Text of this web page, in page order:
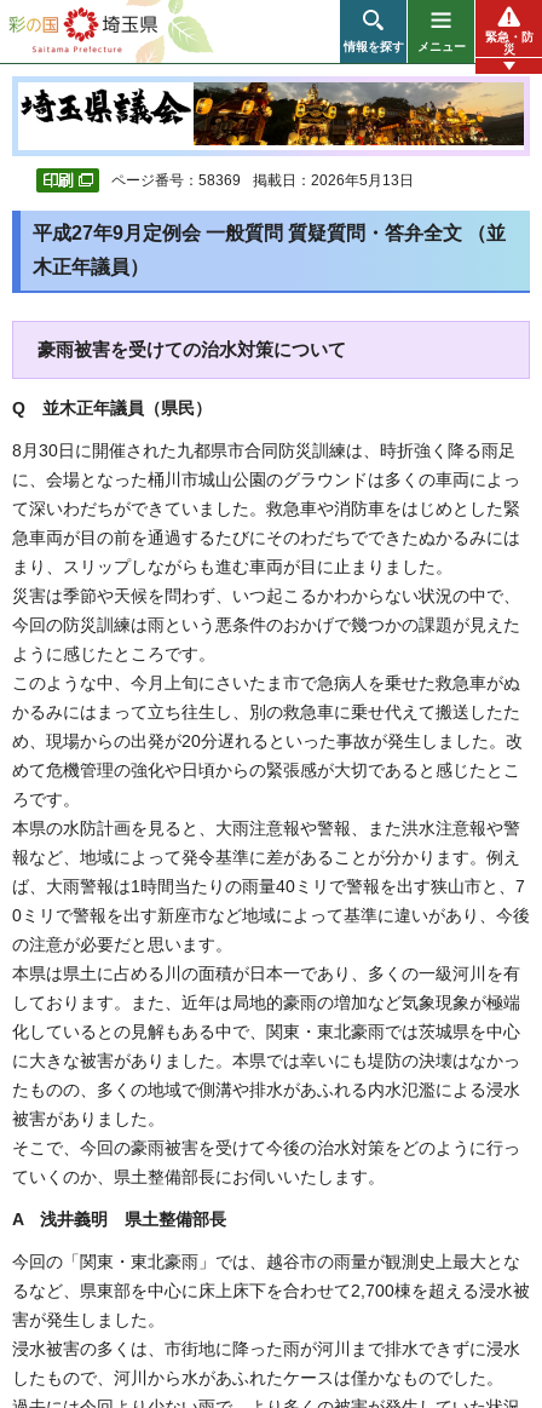
彩の国 埼玉県
情報を探す メニュー
緊急・防
災
ページ番号：58369 掲載日：2026年5月13日
平成27年9月定例会 一般質問 質疑質問・答弁全文 （並
木正年議員）
豪雨被害を受けての治水対策について
Q 並木正年議員（県民）
8月30日に開催された九都県市合同防災訓練は、時折強く降る雨足
に、会場となった桶川市城山公園のグラウンドは多くの車両によっ
て深いわだちができていました。救急車や消防車をはじめとした緊
急車両が目の前を通過するたびにそのわだちでできたぬかるみには
まり、スリップしながらも進む車両が目に止まりました。
災害は季節や天候を問わず、いつ起こるかわからない状況の中で、
今回の防災訓練は雨という悪条件のおかげで幾つかの課題が見えた
ように感じたところです。
このような中、今月上旬にさいたま市で急病人を乗せた救急車がぬ
かるみにはまって立ち往生し、別の救急車に乗せ代えて搬送したた
め、現場からの出発が20分遅れるといった事故が発生しました。改
めて危機管理の強化や日頃からの緊張感が大切であると感じたとこ
ろです。
本県の水防計画を見ると、大雨注意報や警報、また洪水注意報や警
報など、地域によって発令基準に差があることが分かります。例え
ば、大雨警報は1時間当たりの雨量40ミリで警報を出す狭山市と、7
0ミリで警報を出す新座市など地域によって基準に違いがあり、今後
の注意が必要だと思います。
本県は県土に占める川の面積が日本一であり、多くの一級河川を有
しております。また、近年は局地的豪雨の増加など気象現象が極端
化しているとの見解もある中で、関東・東北豪雨では茨城県を中心
に大きな被害がありました。本県では幸いにも堤防の決壊はなかっ
たものの、多くの地域で側溝や排水があふれる内水氾濫による浸水
被害がありました。
そこで、今回の豪雨被害を受けて今後の治水対策をどのように行っ
ていくのか、県土整備部長にお伺いいたします。
A 浅井義明 県土整備部長
今回の「関東・東北豪雨」では、越谷市の雨量が観測史上最大とな
るなど、県東部を中心に床上床下を合わせて2,700棟を超える浸水被
害が発生しました。
浸水被害の多くは、市街地に降った雨が河川まで排水できずに浸水
したもので、河川から水があふれたケースは僅かなものでした。